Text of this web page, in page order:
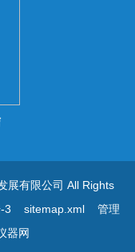
展有限公司 All Rights
3 sitemap.xml
管理
器网